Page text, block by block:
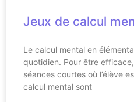
Jeux de calcul
Le calcul mental en
quotidien. Pour être
séances courtes où l’élève
calcul mental sont